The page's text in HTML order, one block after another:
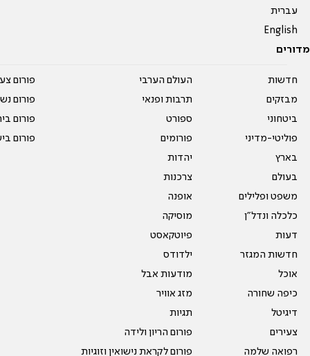
עברית
English
מדורים
חדשות
מבזקים
ביטחוני
פוליטי-מדיני
בארץ
בעולם
משפט ופלילים
כלכלה ונדל"ן
דעות
חדשות המגזר
אוכל
כיפה שחורה
דיגיטל
צעירים
רפואה שלמה
העולם הערבי
תרבות ופנאי
ספורט
פורומים
יהדות
צרכנות
אופנה
מוסיקה
פיוטקאסט
ילדודס
מודעות אבל
מזג אוויר
תגיות
פורום הריון ולידה
פורום לקראת נישואין וזוגיות
פורום
פורום
פורום
פורום